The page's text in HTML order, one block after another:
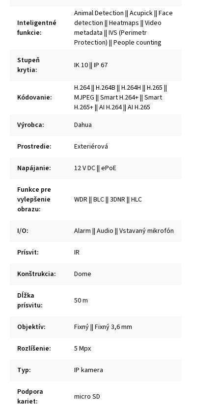
Inteligentné
funkcie:
Animal Detection || Acupick || Face
detection || Heatmaps || Video
metadata || IVS (Perimetr
Protection) || People counting
Stupeň
krytia: IK 10 || IP 67
Kódovanie:
H.264 || H.264B || H.264H || H.265 ||
MJPEG || Smart H.264+ || Smart
H.265+ || AI H.264 || AI H.265
Výrobca: Dahua
Prostredie: Exteriérová
Napájanie: 12 V DC || ePoE
Funkce pre
vylepšenie
obrazu:
WDR || BLC || 3DNR || HLC
I/O: Alarm || Audio || Vstavaný mikrofón
Prísvit: IR
Konštrukcia: Dome
Dĺžka
prísvitu: 50 m
Objektív: Fixný || Fixný 3,6 mm
Rozlíšenie: 5 Mpx
Typ: IP kamera
Podpora
kariet: micro SD